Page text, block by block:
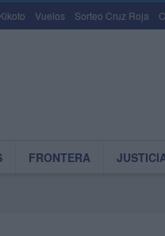
Vuelos Sorteo Cruz Roja
FRONTERA